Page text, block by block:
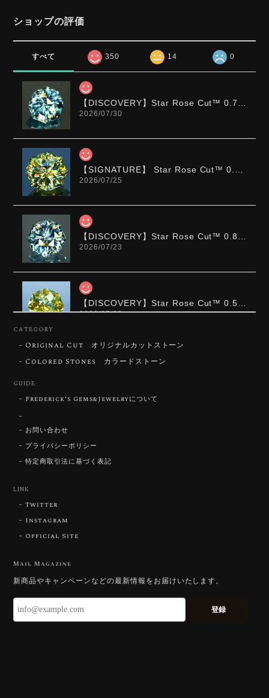
ショップの評価
すべて 350 14 0
【DISCOVERY】Star Rose Cut™️ 0.72ct Natural Blue Zircon
2026/07/30
【SIGNATURE】 Star Rose Cut™️ 0.48ct Natural Sphene
2026/07/25
【DISCOVERY】Star Rose Cut™️ 0.87ct Natural Blue Zircon
2026/07/23
【DISCOVERY】Star Rose Cut™️ 0.51ct Natural Sphene
2026/07/23
ずっと待ち望んでいたカットを運よく購入できて嬉し
いです。 ウルウルとギラギラを一度に見ることができ
はないスフェーンの新たな一面を知ることができて感
動しております。 この度はありがとうございました。
お迎えいただきありがとうございます。
「ウルウルとギラギラを一度に」——まさ
にその両立を狙って設計したカットですの
やわらかく受け止めるようにしています。
長くお楽しみいただけますように。
2026/07/21
久しぶりに買えました。 相変わらずギラッギラで素晴
CATEGORY
Original Cut オリジナルカットストーン
Colored Stones カラードストーン
GUIDE
Frederick’s Gems&Jewelryについて
お問い合わせ
プライバシーポリシー
特定商取引法に基づく表記
LINK
Twitter
Instagram
Official Site
Mail Magazine
新商品やキャンペーンなどの最新情報をお届けいたします。
登録